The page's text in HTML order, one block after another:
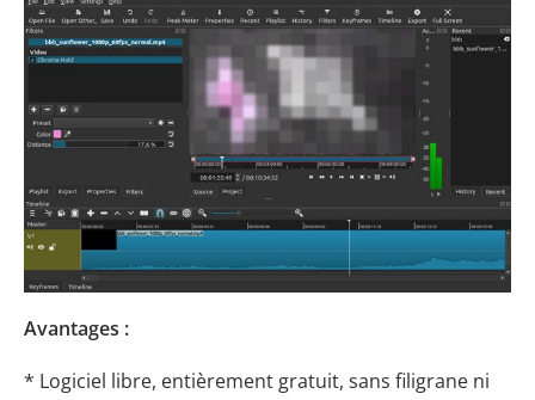
Avantages :
* Logiciel libre, entièrement gratuit, sans filigrane ni